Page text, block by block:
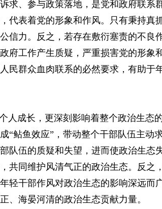
、参与政策落地，是党和政府联系
代表着党的形象和作风。只有秉持真
信力。反之，若存在敷衍塞责的不良
府工作产生质疑，严重损害党的形象
民群众血肉联系的必然要求，有助于
人成长，更深刻影响着整个政治生态
鲇鱼效应”，带动整个干部队伍主动
伍的质疑和失望，进而使政治生态
同维护风清气正的政治生态。反之
轻干部作风对政治生态的影响深远而
、海晏河清的政治生态贡献力量。